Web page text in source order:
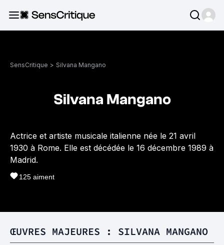
SensCritique > Silvana Mangano
Silvana Mangano
Actrice et artiste musicale italienne née le 21 avril
1930 à Rome. Elle est décédée le 16 décembre 1989 à
Madrid.
125 aiment
ŒUVRES MAJEURES : SILVANA MANGANO